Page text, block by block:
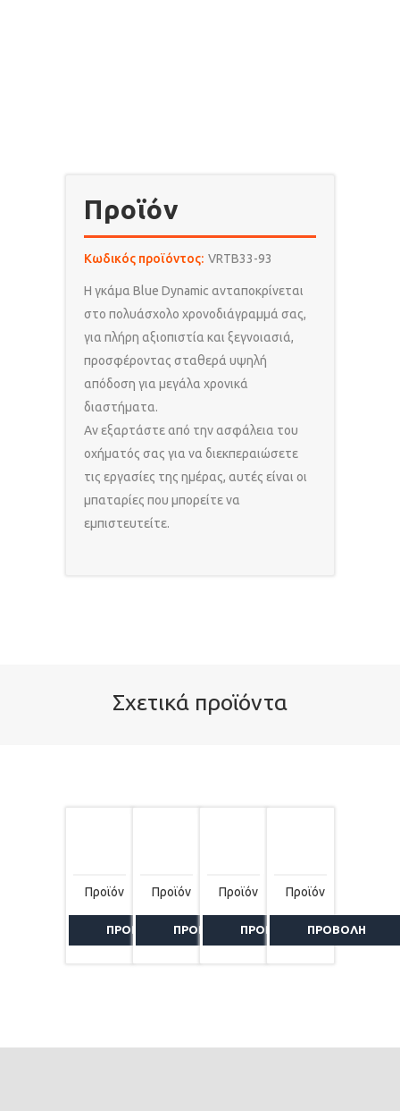
Προϊόν
Κωδικός προϊόντος: VRTB33-93
Η γκάμα Blue Dynamic ανταποκρίνεται
στο πολυάσχολο χρονοδιάγραμμά σας,
για πλήρη αξιοπιστία και ξεγνοιασιά,
προσφέροντας σταθερά υψηλή
απόδοση για μεγάλα χρονικά
διαστήματα.
Αν εξαρτάστε από την ασφάλεια του
οχήματός σας για να διεκπεραιώσετε
τις εργασίες της ημέρας, αυτές είναι οι
μπαταρίες που μπορείτε να
εμπιστευτείτε.
Σχετικά προϊόντα
Προϊόν
ΠΡΟΒΟΛΗ
Προϊόν
ΠΡΟΒΟΛΗ
Προϊόν
ΠΡΟΒΟΛΗ
Προϊόν
ΠΡΟΒΟΛΗ